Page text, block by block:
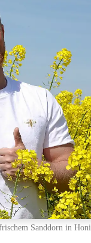
Sanddorn in